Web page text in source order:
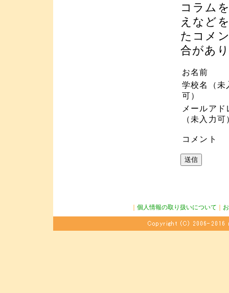
コラム
えなど
たコメ
合があ
お名前
学校名（未
可）
メールアド
（未入力可
コメント
個人情報の取り扱いについて